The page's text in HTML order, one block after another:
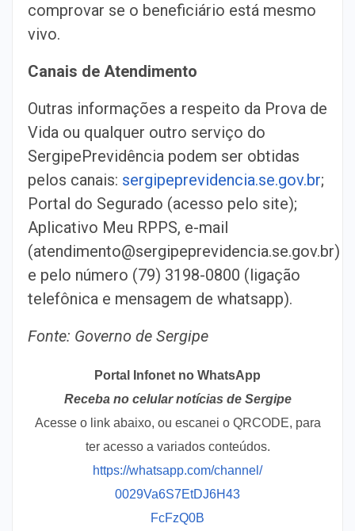
comprovar se o beneficiário está mesmo
vivo.
Canais de Atendimento
Outras informações a respeito da Prova de
Vida ou qualquer outro serviço do
SergipePrevidência podem ser obtidas
pelos canais: sergipeprevidencia.se.gov.br;
Portal do Segurado (acesso pelo site);
Aplicativo Meu RPPS, e-mail
(atendimento@sergipeprevidencia.se.gov.br)
e pelo número (79) 3198-0800 (ligação
telefônica e mensagem de whatsapp).
Fonte: Governo de Sergipe
Portal Infonet no WhatsApp
Receba no celular notícias de Sergipe
Acesse o link abaixo, ou escanei o QRCODE, para
ter acesso a variados conteúdos.
https://whatsapp.com/channel/
0029Va6S7EtDJ6H43
FcFzQ0B